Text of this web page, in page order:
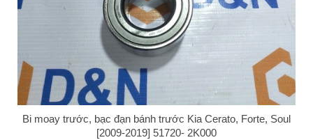
Bi moay trước, bạc đạn bánh trước Kia Cerato, Forte, Soul
[2009-2019] 51720- 2K000